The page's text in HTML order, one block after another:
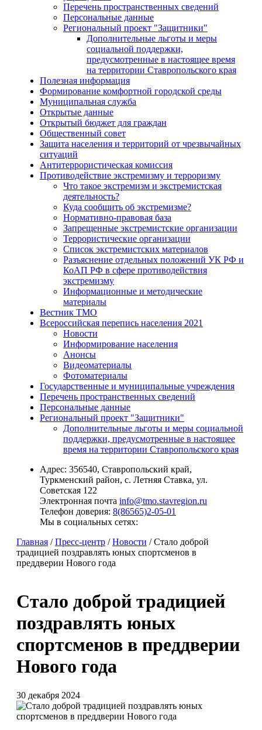
Перечень пространственных сведений
Персональные данные
Региональный проект "Защитники"
Дополнительные льготы и меры
социальной поддержки,
предусмотренные в настоящее время
на территории Ставропольского края
Полезная информация
Формирование комфортной городской среды
Муниципальная служба
Открытые данные
Открытый бюджет для граждан
Общественный совет
Защита населения и территорий от чрезвычайных
ситуаций
Антитеррористическая комиссия
Противодействие экстремизму и терроризму
Что такое экстремизм и экстремистская
деятельность?
Куда сообщить об экстремизме?
Нормативно-правовая база
Запрещенные экстремистские организации
Террористические организации
Список экстремистских материалов
Разъяснение отдельных положений УК РФ и
КоАП РФ в сфере противодействия
экстремизму
Информационные и методические
материалы
Вестник ТМО
Всероссийская перепись населения 2021
Новости
Информирование населения
Анонсы
Видеоматериалы
Фотоматериалы
Государственные и муниципальные учреждения
Перечень пространственных сведений
Персональные данные
Региональный проект "Защитники"
Дополнительные льготы и меры социальной
поддержки, предусмотренные в настоящее
время на территории Ставропольского края
Адрес: 356540, Ставропольский край,
Туркменский район, с. Летняя Ставка, ул.
Советская 122
Электронная почта info@tmo.stavregion.ru
Телефон доверия: 8(86565)2-05-01
Мы в социальных сетях:
Главная / Пресс-центр / Новости / Стало доброй
традицией поздравлять юных спортсменов в
преддверии Нового года
Стало доброй традицией
поздравлять юных
спортсменов в преддверии
Нового года
30 декабря 2024